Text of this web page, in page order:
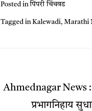
Posted inपिंपरी चिंचवड
Tagged in Kalewadi, Marathi
Ahmednagar News :
प्रभागनिहाय